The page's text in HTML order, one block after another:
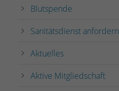
Blutspende
Sanitätsdienst anfordern
Aktuelles
Aktive Mitgliedschaft